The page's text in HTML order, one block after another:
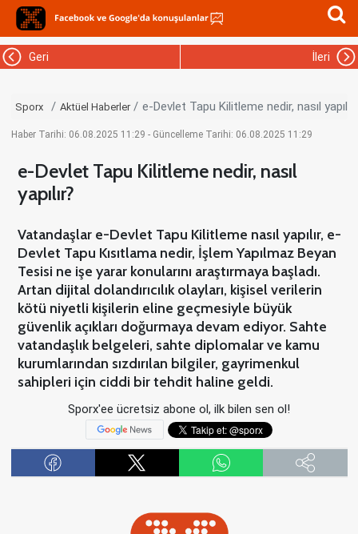
Geri İleri
Sporx Aktüel Haberler e-Devlet Tapu Kilitleme nedir, nasıl
Haber Tarihi: 06.08.2025 11:29 - Güncelleme Tarihi: 06.08.2025 11:29
e-Devlet Tapu Kilitleme nedir, nasıl
yapılır?
Vatandaşlar e-Devlet Tapu Kilitleme nasıl yapılır, e-
Devlet Tapu Kısıtlama nedir, İşlem Yapılmaz Beyan
Tesisi ne işe yarar konularını araştırmaya başladı.
Artan dijital dolandırıcılık olayları, kişisel verilerin
kötü niyetli kişilerin eline geçmesiyle büyük
güvenlik açıkları doğurmaya devam ediyor. Sahte
vatandaşlık belgeleri, sahte diplomalar ve kamu
kurumlarından sızdırılan bilgiler, gayrimenkul
sahipleri için ciddi bir tehdit haline geldi.
Sporx'ee ücretsiz abone ol, ilk bilen sen ol!